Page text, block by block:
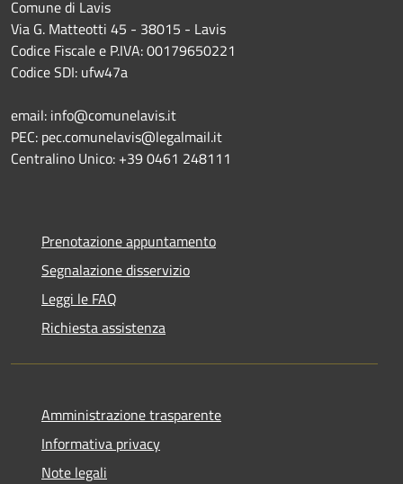
Comune di Lavis
Via G. Matteotti 45 - 38015 - Lavis
Codice Fiscale e P.IVA: 00179650221
Codice SDI: ufw47a
email: info@comunelavis.it
PEC: pec.comunelavis@legalmail.it
Centralino Unico: +39 0461 248111
Prenotazione appuntamento
Segnalazione disservizio
Leggi le FAQ
Richiesta assistenza
Amministrazione trasparente
Informativa privacy
Note legali